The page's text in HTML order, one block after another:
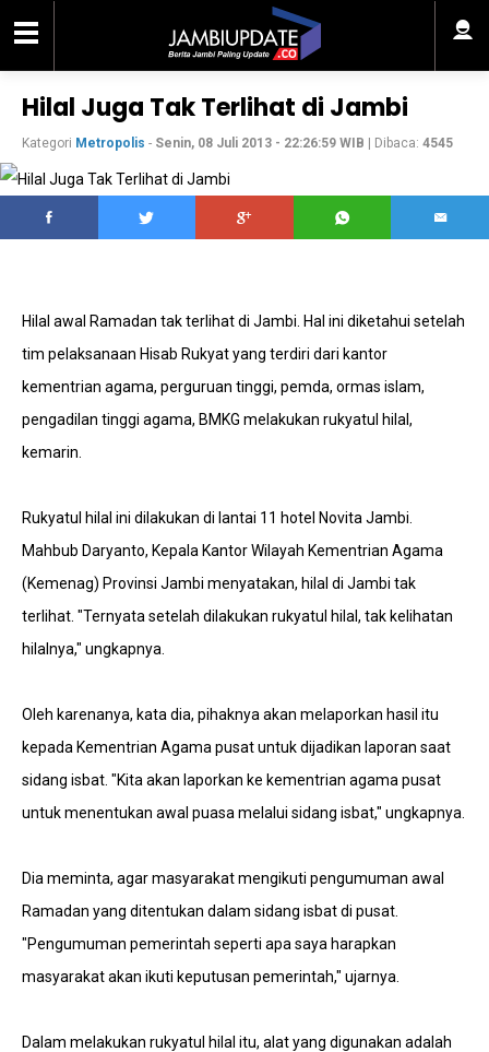
Hilal Juga Tak Terlihat di Jambi
Kategori Metropolis - Senin, 08 Juli 2013 - 22:26:59 WIB | Dibaca: 4545
Hilal awal Ramadan tak terlihat di Jambi. Hal ini diketahui setelah
tim pelaksanaan Hisab Rukyat yang terdiri dari kantor
kementrian agama, perguruan tinggi, pemda, ormas islam,
pengadilan tinggi agama, BMKG melakukan rukyatul hilal,
kemarin.
Rukyatul hilal ini dilakukan di lantai 11 hotel Novita Jambi.
Mahbub Daryanto, Kepala Kantor Wilayah Kementrian Agama
(Kemenag) Provinsi Jambi menyatakan, hilal di Jambi tak
terlihat. "Ternyata setelah dilakukan rukyatul hilal, tak kelihatan
hilalnya," ungkapnya.
Oleh karenanya, kata dia, pihaknya akan melaporkan hasil itu
kepada Kementrian Agama pusat untuk dijadikan laporan saat
sidang isbat. "Kita akan laporkan ke kementrian agama pusat
untuk menentukan awal puasa melalui sidang isbat," ungkapnya.
Dia meminta, agar masyarakat mengikuti pengumuman awal
Ramadan yang ditentukan dalam sidang isbat di pusat.
"Pengumuman pemerintah seperti apa saya harapkan
masyarakat akan ikuti keputusan pemerintah," ujarnya.
Dalam melakukan rukyatul hilal itu, alat yang digunakan adalah